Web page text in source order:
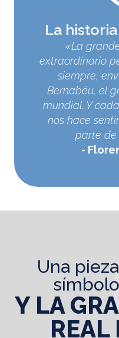
La
«La
extraordinario
siempre,
Bernabéu, el
mundial. Y
nos hace
parte de
una pieza excepcional,
Y LA
REAL